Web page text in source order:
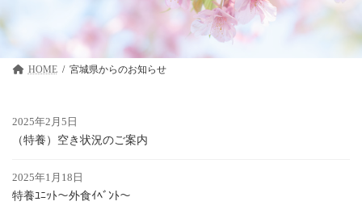
HOME 宮城県
2025年2月5日
（特養）空き状況のご案内
2025年1月18日
特養ﾕﾆｯﾄ～外食ｲﾍﾞﾝﾄ～